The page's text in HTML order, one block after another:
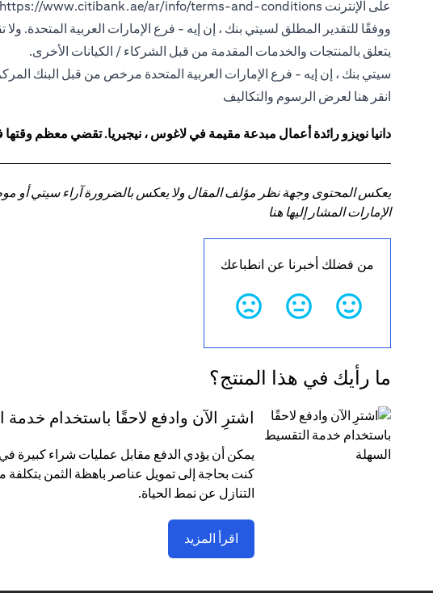
على الإنترنت https://www.citibank.ae/ar/info/terms-and-conditions
ووفقًا للتقدير المطلق لسيتي بنك ، إن إيه - فرع الإمارات العربية المتحدة.
يتعلق بالمنتجات والخدمات المقدمة من قبل الشركاء / الكيانات الأخرى.
سيتي بنك ، إن إيه - فرع الإمارات العربية المتحدة مرخص من قبل البنك
انقر هنا لعرض الرسوم والتكاليف
دانيا نويزو رائدة أعمال مبدعة مقيمة في لاغوس ، نيجيريا. تقضي معظم
يعكس المحتوى وجهة نظر مؤلف المقال ولا يعكس بالضرورة آراء سيتي أو
الإمارات المشار إليها هنا
من فضلك أخبرنا عن انطباعك
ما رأيك في هذا المنتج؟
اشترِ الآن وادفع لاحقًا باستخدام
كنت بحاجة إلى تمويل عناصر باهظة الثمن
التنازل عن نمط الحياة.
اقرأ المزيد